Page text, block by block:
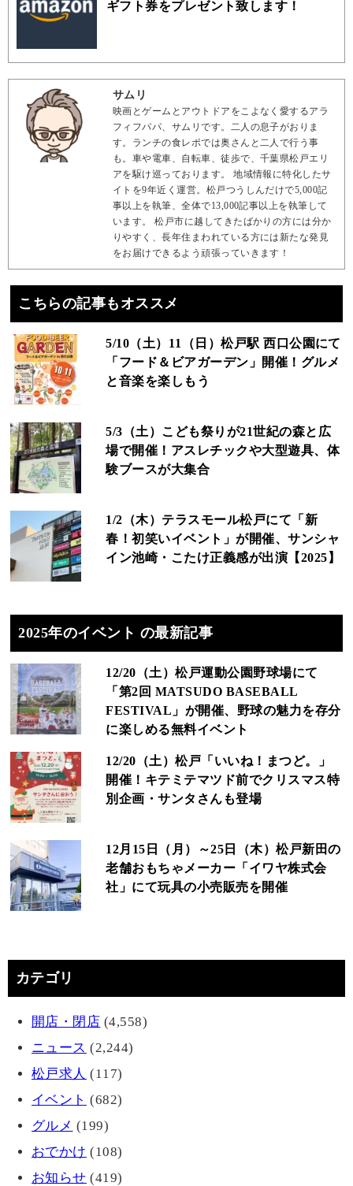
ギフト券をプレゼント致します！
サムリ
映画とゲームとアウトドアをこよなく愛するアラ
フィフパパ、サムリです。二人の息子がおりま
す。ランチの食レポでは奥さんと二人で行う事
も。車や電車、自転車、徒歩で、千葉県松戸エリ
アを駆け巡っております。 地域情報に特化したサ
イトを9年近く運営。松戸つうしんだけで5,000記
事以上を執筆、全体で13,000記事以上を執筆して
います。 松戸市に越してきたばかりの方には分か
りやすく、長年住まわれている方には新たな発見
をお届けできるよう頑張っていきます！
こちらの記事もオススメ
5/10（土）11（日）松戸駅 西口公園にて
「フード＆ビアガーデン」開催！グルメ
と音楽を楽しもう
5/3（土）こども祭りが21世紀の森と広
場で開催！アスレチックや大型遊具、体
験ブースが大集合
1/2（木）テラスモール松戸にて「新
春！初笑いイベント」が開催、サンシャ
イン池崎・こたけ正義感が出演【2025】
2025年のイベント の最新記事
12/20（土）松戸運動公園野球場にて
「第2回 MATSUDO BASEBALL
FESTIVAL」が開催、野球の魅力を存分
に楽しめる無料イベント
12/20（土）松戸「いいね！まつど。」
開催！キテミテマツド前でクリスマス特
別企画・サンタさんも登場
12月15日（月）～25日（木）松戸新田の
老舗おもちゃメーカー「イワヤ株式会
社」にて玩具の小売販売を開催
カテゴリ
開店・閉店 (4,558)
ニュース (2,244)
松戸求人 (117)
イベント (682)
グルメ (199)
おでかけ (108)
お知らせ (419)